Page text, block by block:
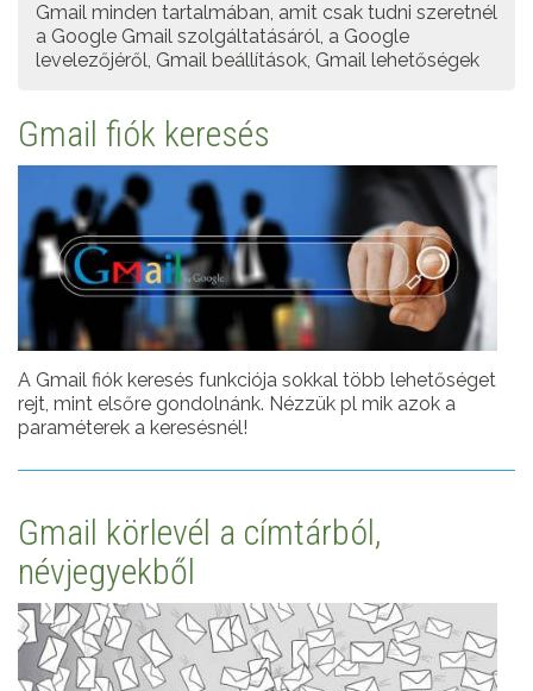
Gmail minden tartalmában, amit csak tudni szeretnél
a Google Gmail szolgáltatásáról, a Google
levelezőjéről, Gmail beállítások, Gmail lehetőségek
Gmail fiók keresés
A Gmail fiók keresés funkciója sokkal több lehetőséget
rejt, mint elsőre gondolnánk. Nézzük pl mik azok a
paraméterek a keresésnél!
Gmail körlevél a címtárból,
névjegyekből